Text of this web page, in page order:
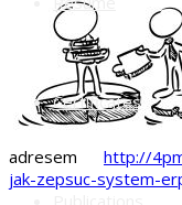
Certificates
adresem http://
jak-zepsuc-system-